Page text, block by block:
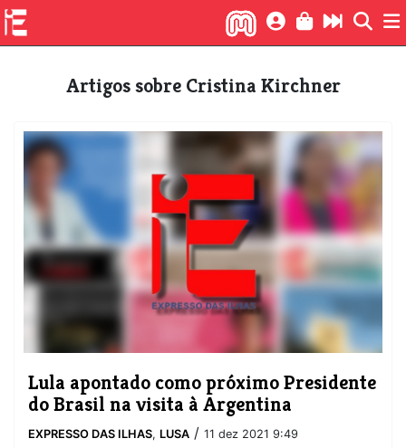
Artigos sobre Cristina Kirchner
Lula apontado como próximo Presidente
do Brasil na visita à Argentina
EXPRESSO DAS ILHAS, LUSA / 11 dez 2021 9:49